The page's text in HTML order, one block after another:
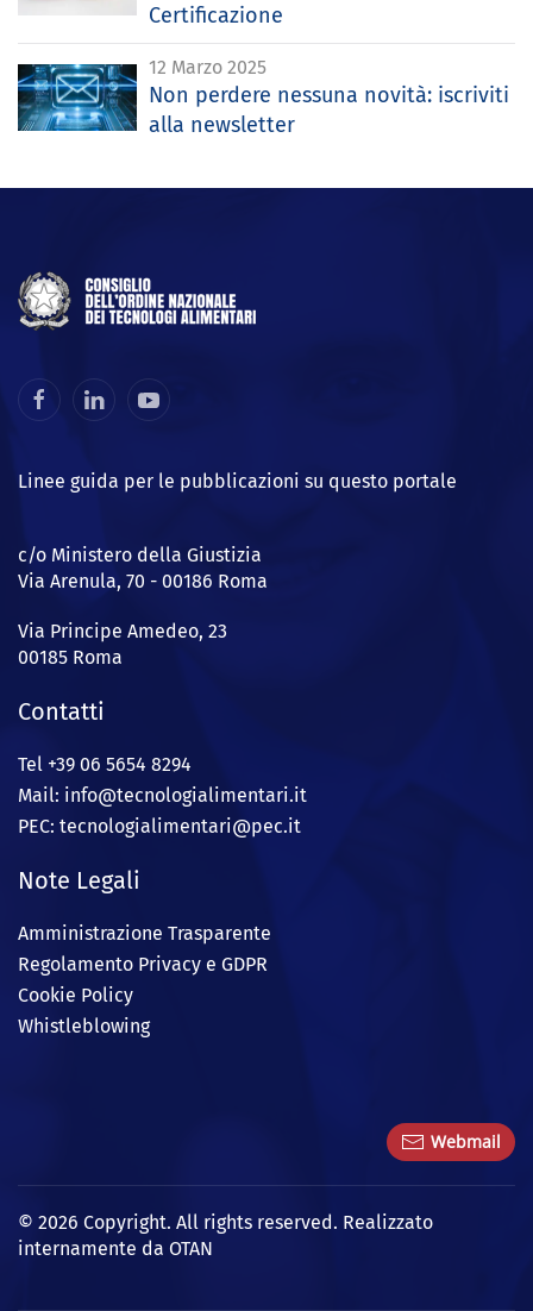
Certificazione
12 Marzo 2025
Non perdere nessuna novità: iscriviti
alla newsletter
Linee guida per le pubblicazioni su questo portale
c/o Ministero della Giustizia
Via Arenula, 70 - 00186 Roma
Via Principe Amedeo, 23
00185 Roma
Contatti
Tel +39 06 5654 8294
Mail: info@tecnologialimentari.it
PEC: tecnologialimentari@pec.it
Note Legali
Amministrazione Trasparente
Regolamento Privacy e GDPR
Cookie Policy
Whistleblowing
Webmail
© 2026 Copyright. All rights reserved. Realizzato
internamente da OTAN